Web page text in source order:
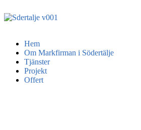
Hem
Om Markfirman i Södertälje
Tjänster
Projekt
Offert